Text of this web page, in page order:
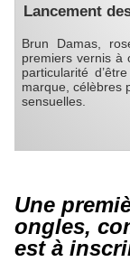
Lancement
Brun Damas,
premiers vernis à
particularité
marque, célèbres
sensuelles.
Une
ongles,
est à